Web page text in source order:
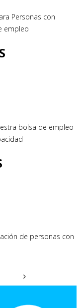
Personas con
empleo
bolsa de empleo
de personas con